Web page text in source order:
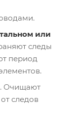
или
следы
период
. Очищают
следов